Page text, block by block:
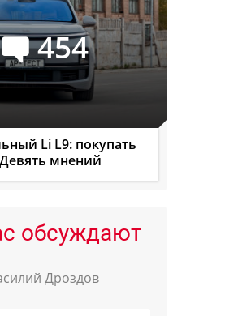
454
Li L9: покупать
мнений
обсуждают
Дроздов